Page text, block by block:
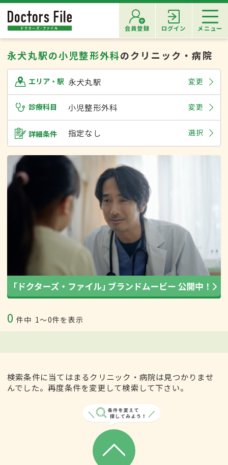
会員登録 ログイン メニュー
永犬丸駅の小児整形外科のクリニック・病院
エリア・駅 永犬丸駅 変更
診療科目 小児整形外科 変更
詳細条件 指定なし 選択
0 件中 1〜0件を表示
検索条件に当てはまるクリニック・病院は見つかりませ
んでした。再度条件を変更して検索して下さい。